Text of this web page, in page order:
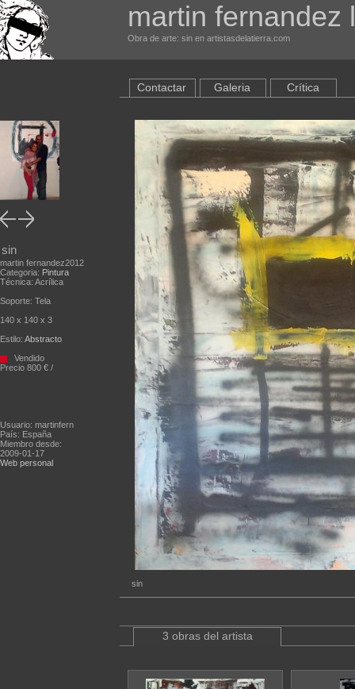
martin fernandez
Obra de arte: sin en artistasdelatierra.com
sin
martin fernandez2012
Categoria: Pintura
Técnica: Acrílica
Soporte: Tela
140 x 140 x 3
Estilo: Abstracto
Vendido
Precio 800 € /
Usuario: martinfern
País: España
Miembro desde:
2009-01-17
Web personal
Contactar Galeria Crítica
sin
3 obras del artista